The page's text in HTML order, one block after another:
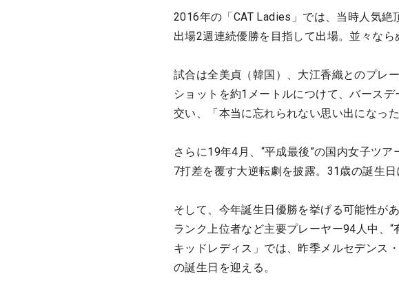
2016年の「CAT Ladies」では、当時人気絶
出場2週連続優勝を目指して出場。並々なら
試合は全美貞（韓国）、大江香織とのプレ
ショットを約1メートルにつけて、バース
交い、「本当に忘れられない思い出になっ
さらに19年4月、“平成最後”の国内女子ツ
7打差を覆す大逆転劇を披露。31歳の誕生日
そして、今年誕生日優勝を挙げる可能性が
ランク上位者など主要プレーヤー94人中、
キッドレディス」では、昨季メルセデンス
の誕生日を迎える。